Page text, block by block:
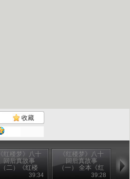
收藏
《红楼梦》八十
回后真故事
（二）《红楼
梦》结构之谜
39:34
《红楼梦》八十
回后真故事
（一） 全本《红
楼梦》之谜39:28